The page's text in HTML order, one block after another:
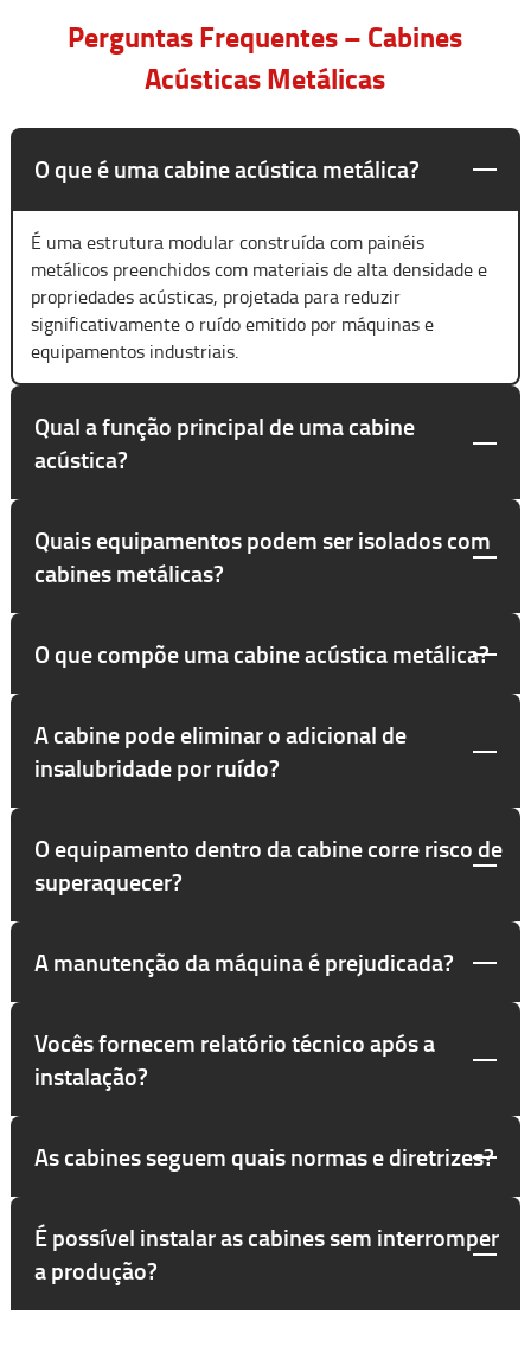
Perguntas Frequentes – Cabines
Acústicas Metálicas
O que é uma cabine acústica metálica?
É uma estrutura modular construída com painéis
metálicos preenchidos com materiais de alta densidade e
propriedades acústicas, projetada para reduzir
significativamente o ruído emitido por máquinas e
equipamentos industriais.
Qual a função principal de uma cabine
acústica?
Quais equipamentos podem ser isolados com
cabines metálicas?
O que compõe uma cabine acústica metálica?
A cabine pode eliminar o adicional de
insalubridade por ruído?
O equipamento dentro da cabine corre risco de
superaquecer?
A manutenção da máquina é prejudicada?
Vocês fornecem relatório técnico após a
instalação?
As cabines seguem quais normas e diretrizes?
É possível instalar as cabines sem interromper
a produção?